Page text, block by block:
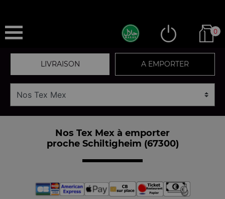
0
LIVRAISON A EMPORTER
Nos Tex Mex à emporter
proche Schiltigheim (67300)